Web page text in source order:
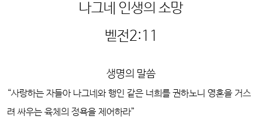
나그네 인생의 소망
벧전2:11
생명의 말씀
“사랑하는 자들아 나그네와 행인 같은 너희를 권하노니 영혼을 거스
려 싸우는 육체의 정욕을 제어하라”